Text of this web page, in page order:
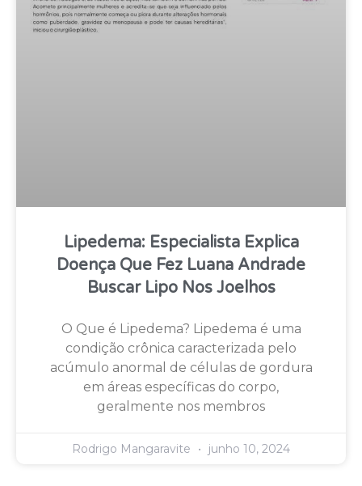
Lipedema: Especialista Explica
Doença Que Fez Luana Andrade
Buscar Lipo Nos Joelhos
O Que é Lipedema? Lipedema é uma
condição crônica caracterizada pelo
acúmulo anormal de células de gordura
em áreas específicas do corpo,
geralmente nos membros
Rodrigo Mangaravite junho 10, 2024